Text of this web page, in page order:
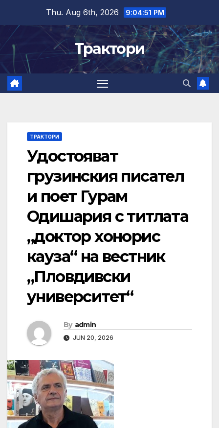
content
Thu. Aug 6th, 2026 9:04:52 PM
Трактори
ТРАКТОРИ
Удостояват
грузинския писател
и поет Гурам
Одишария с титлата
„доктор хонорис
кауза“ на вестник
„Пловдивски
университет“
By admin
JUN 20, 2026